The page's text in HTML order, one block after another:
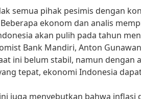
semua pihak pesimis dengan
ekonom dan analis
akan pulih pada tahun
Bank Mandiri, Anton
ini belum stabil, namun dengan
tepat, ekonomi Indonesia
juga menyebutkan bahwa inflasi